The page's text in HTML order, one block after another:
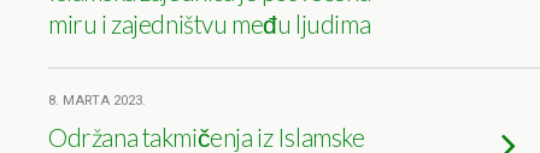
miru i zajedništvu među ljudima
8. MARTA 2023.
Održana takmičenja iz Islamske